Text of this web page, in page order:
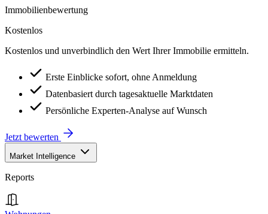
Immobilienbewertung
Kostenlos
Kostenlos und unverbindlich den Wert Ihrer Immobilie ermitteln.
Erste Einblicke sofort, ohne Anmeldung
Datenbasiert durch tagesaktuelle Marktdaten
Persönliche Experten-Analyse auf Wunsch
Jetzt bewerten
Market Intelligence
Reports